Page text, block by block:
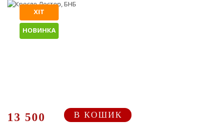
ХІТ
НОВИНКА
13 500 В КОШИК